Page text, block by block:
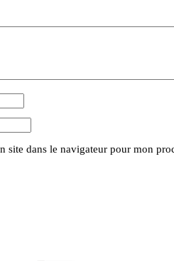
site dans le navigateur pour mon